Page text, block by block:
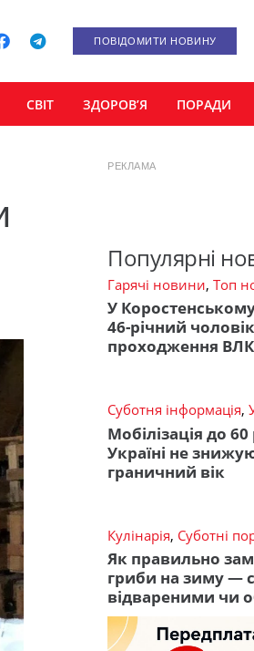
ПОВІДОМИТИ НОВИНУ
СВІТ ЗДОРОВ’Я ПОРАДИ
РЕКЛАМА
Популярні
Гарячі новини, Топ
У
46-річний
проходження ВЛК
Суботня інформація,
Мобілізація до
Україні не
граничний вік
Кулінарія, Суботні
Як правильно
гриби на зиму —
відвареними чи